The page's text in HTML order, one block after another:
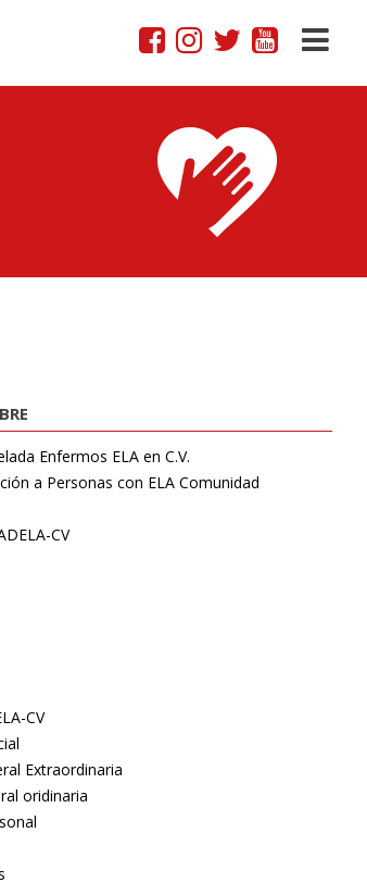
Enfermos ELA en C.V.
a Personas con ELA Comunidad
CV
CV
Extraordinaria
oridinaria